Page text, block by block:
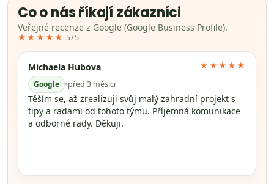
Co o nás říkají zákazníci
Veřejné recenze z Google (Google Business Profile).
★★★★★ 5/5
Michaela Hubova
Google •před 3 měsíci
★★★★★
Těším se, až zrealizuji svůj malý zahradní projekt s
tipy a radami od tohoto týmu. Příjemná komunikace
a odborné rady. Děkuji.